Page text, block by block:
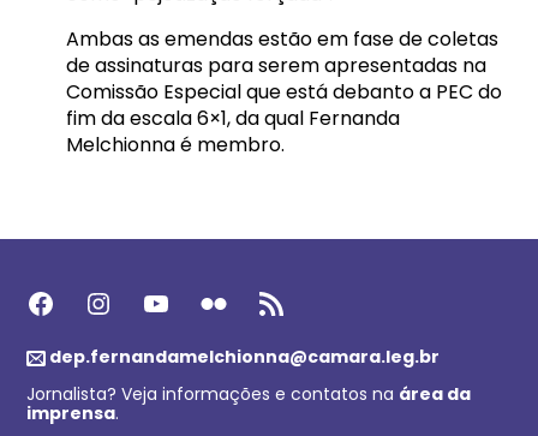
Ambas as emendas estão em fase de coletas
de assinaturas para serem apresentadas na
Comissão Especial que está debanto a PEC do
fim da escala 6×1, da qual Fernanda
Melchionna é membro.
Facebook Instagram Youtube Flickr Feed RSS
dep.fernandamelchionna@camara.leg.br
Jornalista? Veja informações e contatos na área da
imprensa.